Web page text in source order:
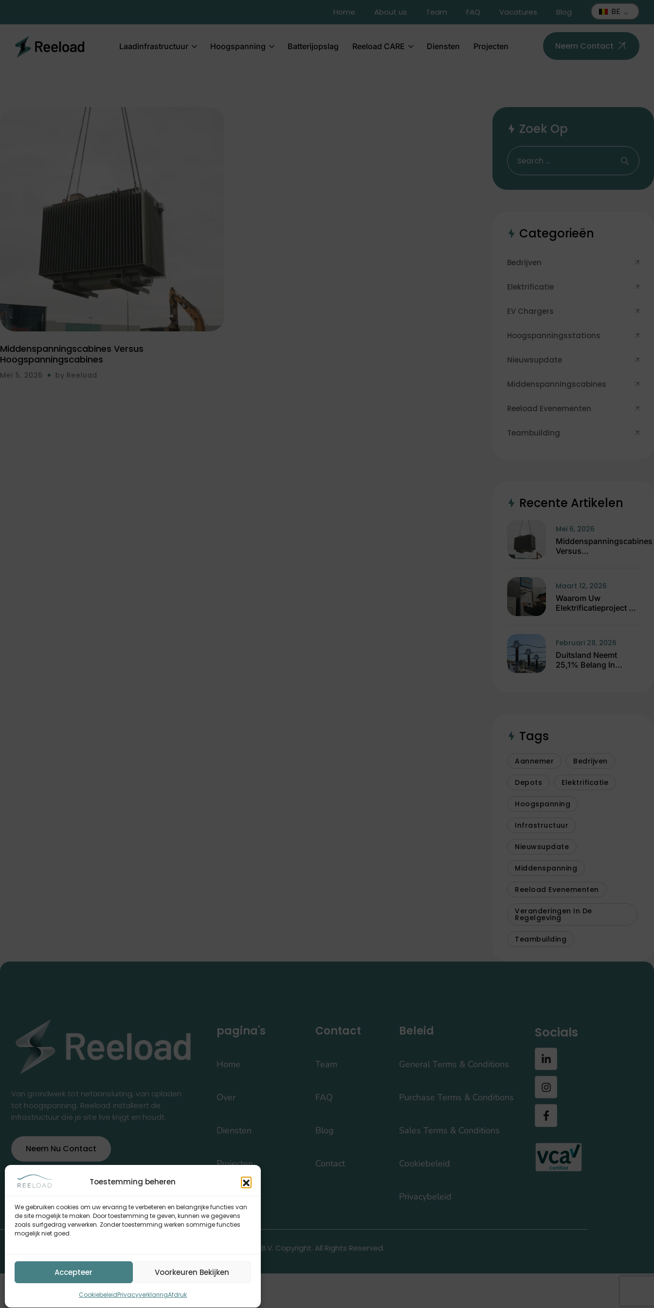
Toestemming beheren
We gebruiken cookies om uw ervaring te verbeteren en belangrijke functies van
de site mogelijk te maken. Door toestemming te geven, kunnen we gegevens
zoals surfgedrag verwerken. Zonder toestemming werken sommige functies
mogelijk niet goed.
Accepteer Voorkeuren Bekijken
CookiebeleidPrivacyverklaringAfdruk
Home About us Team FAQ Vacatures Blog BE
Laadinfrastructuur Hoogspanning Batterijopslag Reeload CARE Diensten Projecten Neem Contact
Middenspanningscabines Versus
Hoogspanningscabines
Mei 5, 2026 by Reeload
Zoek Op
Categorieën
Bedrijven
Elektrificatie
EV Chargers
Hoogspanningsstations
Nieuwsupdate
Middenspanningscabines
Reeload Evenementen
Teambuilding
Recente Artikelen
Middenspanningscabines
Versus
Mei 6, 2026
Waarom Uw
Elektrificatieproject Al
Maart 12, 2026
Duitsland Neemt
25,1% Belang In
Februari 28, 2026
Tags
Aannemer Bedrijven
Depots Elektrificatie
Hoogspanning
Infrastructuur
Nieuwsupdate
Middenspanning
Reeload Evenementen
Veranderingen In De
Regelgeving
Teambuilding
Van grondwerk tot netaansluiting, van opladen
tot hoogspanning. Reeload installeert de
infrastructuur die je site live krijgt en houdt.
Neem Nu Contact
pagina's
Home
Over
Diensten
Projecten
Contact
Team
FAQ
Blog
Contact
Beleid
General Terms & Conditions
Purchase Terms & Conditions
Sales Terms & Conditions
Cookiebeleid
Privacybeleid
Socials
© 2026 REELOAD B.V. Copyright. All Rights Reserved.